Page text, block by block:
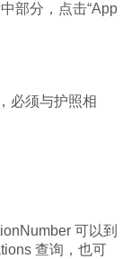
部分，点击“App
必须与护照相
可以到
查询，也可